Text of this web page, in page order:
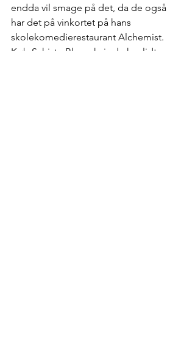
endda vil smage på det, da de også
har det på vinkortet på hans
skolekomedierestaurant Alchemist.
Køb Schiste Blanc, hvis du har lidt